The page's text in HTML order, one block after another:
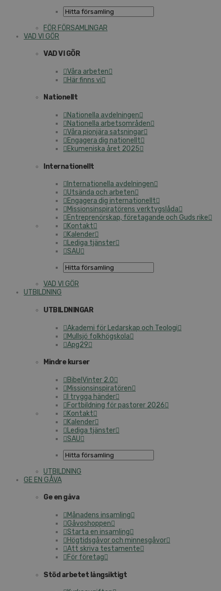
FÖR FÖRSAMLINGAR
VAD VI GÖR
VAD VI GÖR
Våra arbeten
Här finns vi
Nationellt
Nationella avdelningen
Nationella arbetsområden
Våra pionjära satsningar
Engagera dig nationellt
Ekumeniska året 2025
Internationellt
Internationella avdelningen
Utsända och arbeten
Engagera dig internationellt
Missionsinspiratörens verktygslåda
Entreprenörskap, företagande och Guds rike
Kontakt
Kalender
Lediga tjänster
SAU
VAD VI GÖR
UTBILDNING
UTBILDNINGAR
Akademi för Ledarskap och Teologi
Mullsjö folkhögskola
Apg29
Mindre kurser
BibelVinter 2.0
Missionsinspiratören
I trygga händer
Fortbildning för pastorer 2026
Kontakt
Kalender
Lediga tjänster
SAU
UTBILDNING
GE EN GÅVA
Ge en gåva
Månadens insamling
Gåvoshoppen
Starta en insamling
Högtidsgåvor och minnesgåvor
Att skriva testamente
För företag
Stöd arbetet långsiktigt